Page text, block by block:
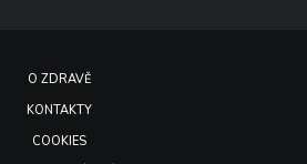
O ZDRAVĚ
KONTAKTY
COOKIES